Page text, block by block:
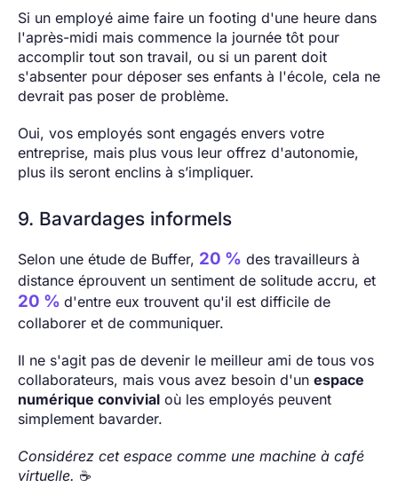
Si un employé aime faire un footing d'une heure dans
l'après-midi mais commence la journée tôt pour
accomplir tout son travail, ou si un parent doit
s'absenter pour déposer ses enfants à l'école, cela ne
devrait pas poser de problème.
Oui, vos employés sont engagés envers votre
entreprise, mais plus vous leur offrez d'autonomie,
plus ils seront enclins à s’impliquer.
9. Bavardages informels
Selon une étude de Buffer, 20 % des travailleurs à
distance éprouvent un sentiment de solitude accru, et
20 % d'entre eux trouvent qu'il est difficile de
collaborer et de communiquer.
Il ne s'agit pas de devenir le meilleur ami de tous vos
collaborateurs, mais vous avez besoin d'un espace
numérique convivial où les employés peuvent
simplement bavarder.
Considérez cet espace comme une machine à café
virtuelle. ☕